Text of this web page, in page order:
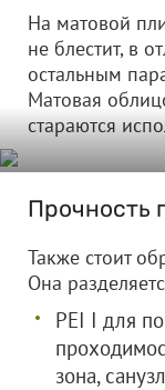
На матовой
не блестит, в
остальным
Матовая
стараются
Прочность
Также стоит
Она
PEI I для
зона,